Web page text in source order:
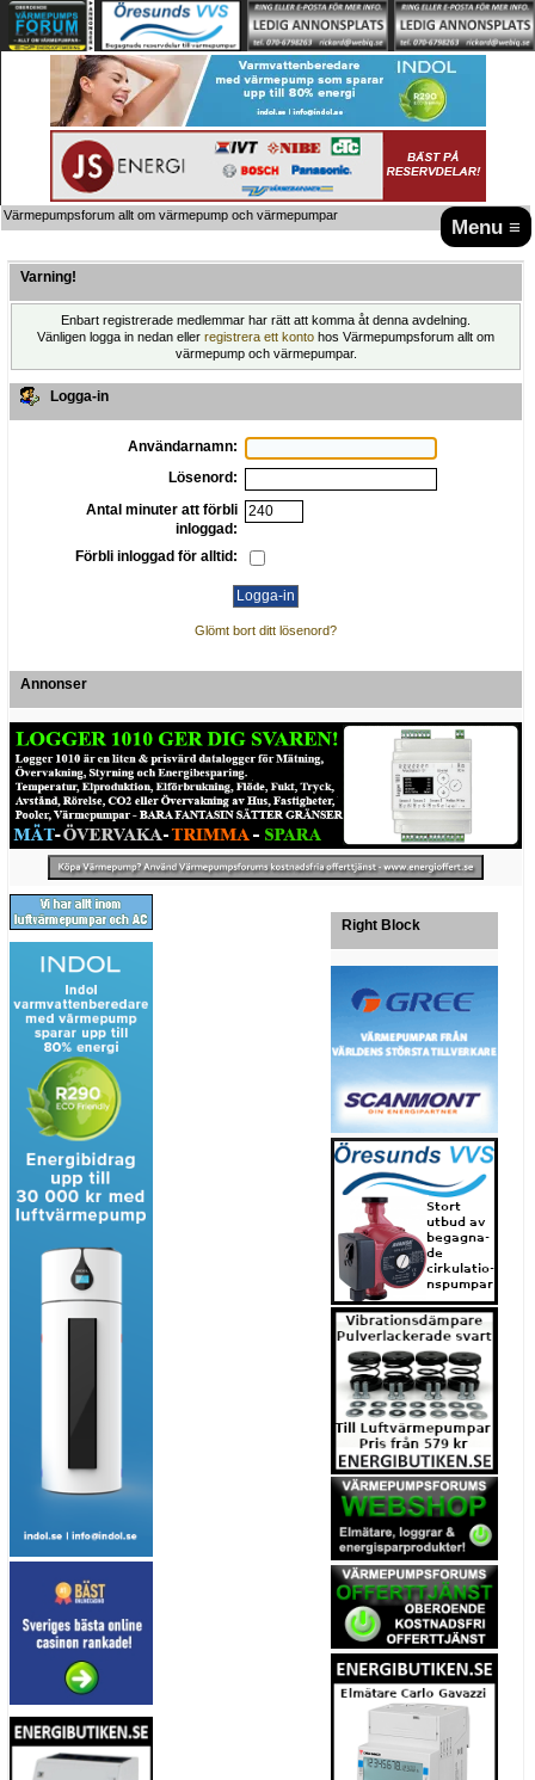
Menu ≡
Värmepumpsforum allt om värmepump och värmepumpar
Varning!
Enbart registrerade medlemmar har rätt att komma åt denna avdelning.
Vänligen logga in nedan eller registrera ett konto hos Värmepumpsforum allt om
värmepump och värmepumpar.
Logga-in
Användarnamn:
Lösenord:
Antal minuter att förbli
inloggad:
Förbli inloggad för alltid:
Glömt bort ditt lösenord?
Annonser
Right Block